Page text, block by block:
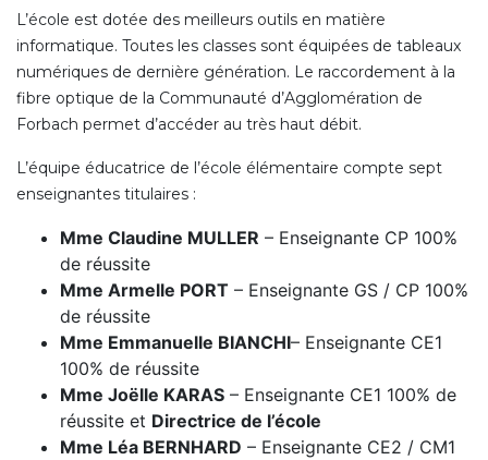
L’école est dotée des meilleurs outils en matière
informatique. Toutes les classes sont équipées de tableaux
numériques de dernière génération. Le raccordement à la
fibre optique de la Communauté d’Agglomération de
Forbach permet d’accéder au très haut débit.
L’équipe éducatrice de l’école élémentaire compte sept
enseignantes titulaires :
Mme Claudine MULLER – Enseignante CP 100%
de réussite
Mme Armelle PORT – Enseignante GS / CP 100%
de réussite
Mme Emmanuelle BIANCHI– Enseignante CE1
100% de réussite
Mme Joëlle KARAS – Enseignante CE1 100% de
réussite et Directrice de l’école
Mme Léa BERNHARD – Enseignante CE2 / CM1